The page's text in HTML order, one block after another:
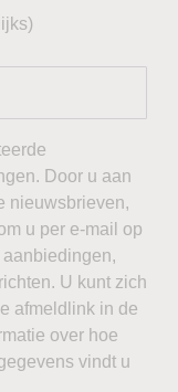
Door u aan
nieuwsbrieven,
u per e-mail op
U kunt zich
afmeldlink in de
over hoe
vindt u